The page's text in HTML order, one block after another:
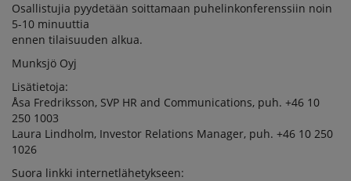
Osallistujia pyydetään soittamaan puhelinkonferenssiin noin
5-10 minuuttia
ennen tilaisuuden alkua.
Munksjö Oyj
Lisätietoja:
Åsa Fredriksson, SVP HR and Communications, puh. +46 10
250 1003
Laura Lindholm, Investor Relations Manager, puh. +46 10 250
1026
Suora linkki internetlähetykseen: